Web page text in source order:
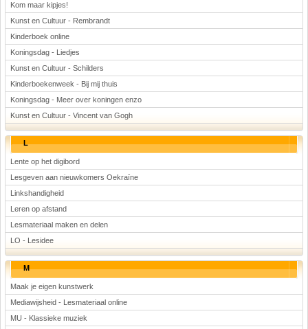
Kom maar kipjes!
Kunst en Cultuur - Rembrandt
Kinderboek online
Koningsdag - Liedjes
Kunst en Cultuur - Schilders
Kinderboekenweek - Bij mij thuis
Koningsdag - Meer over koningen enzo
Kunst en Cultuur - Vincent van Gogh
L
Lente op het digibord
Lesgeven aan nieuwkomers Oekraïne
Linkshandigheid
Leren op afstand
Lesmateriaal maken en delen
LO - Lesidee
M
Maak je eigen kunstwerk
Mediawijsheid - Lesmateriaal online
MU - Klassieke muziek